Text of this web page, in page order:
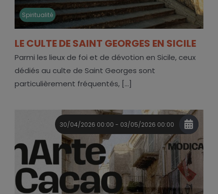
Spiritualité
LE CULTE DE SAINT GEORGES EN SICILE
Parmi les lieux de foi et de dévotion en Sicile, ceux
dédiés au culte de Saint Georges sont
particulièrement fréquentés, [...]
30/04/2026 00:00 - 03/05/2026 00:00